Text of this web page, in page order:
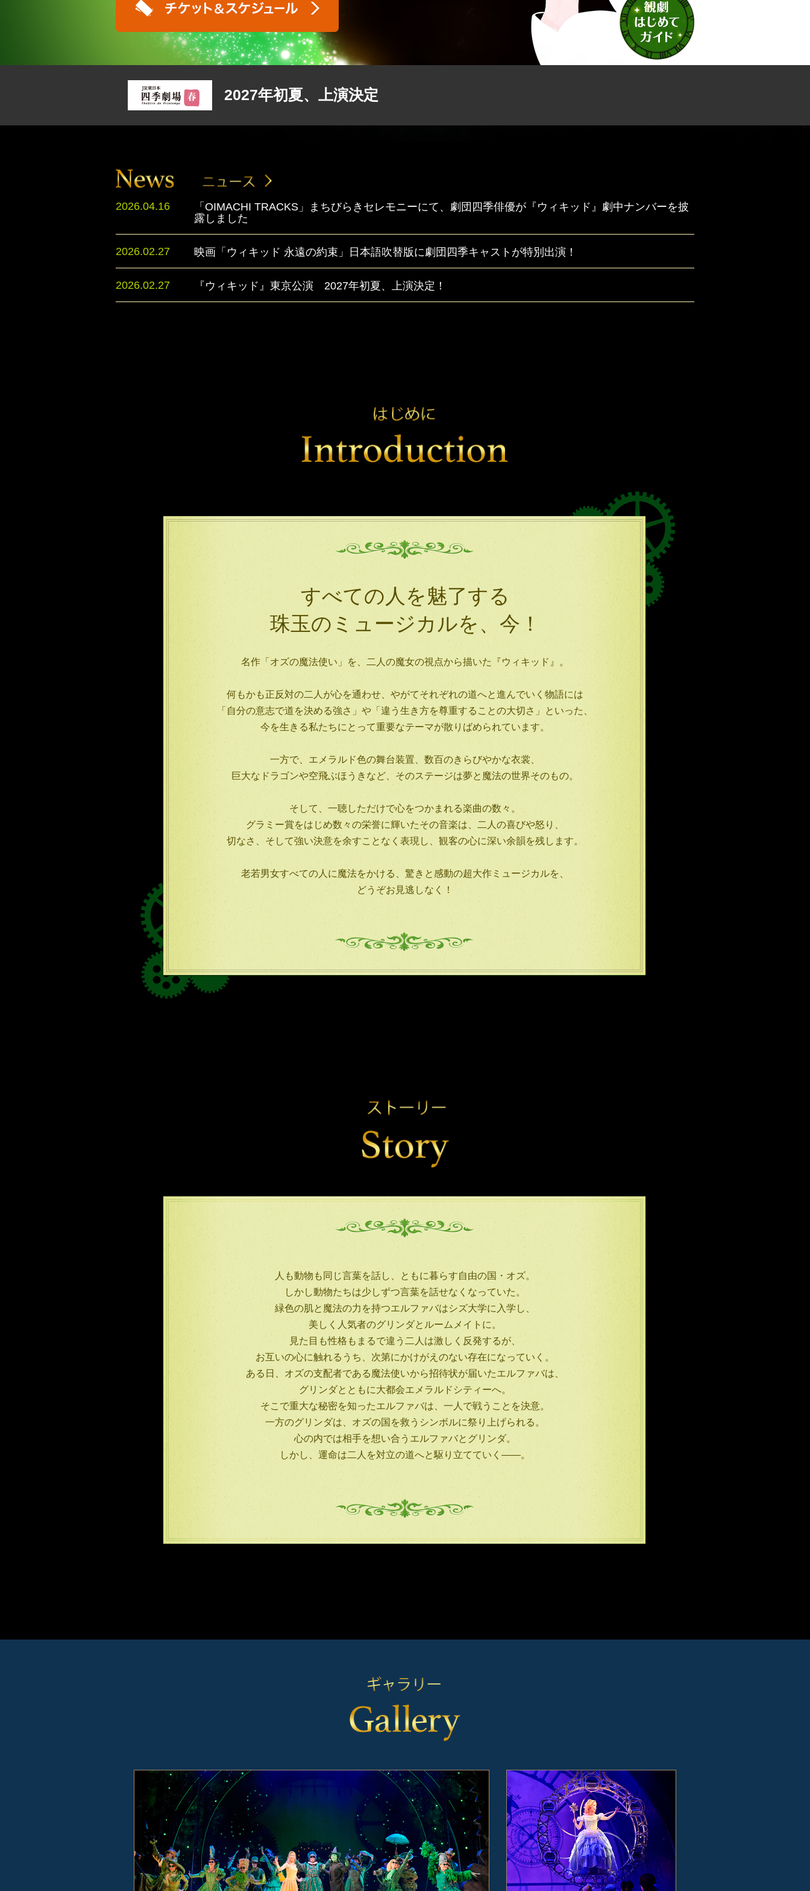
2027年初夏、上演決定
2026.04.16
「OIMACHI TRACKS」まちびらきセレモニーにて、劇団四季俳優が『ウィキッド』劇中ナンバーを披
露しました
2026.02.27 映画「ウィキッド 永遠の約束」日本語吹替版に劇団四季キャストが特別出演！
2026.02.27 『ウィキッド』東京公演 2027年初夏、上演決定！
すべての人を魅了する
珠玉のミュージカルを、今！
名作「オズの魔法使い」を、二人の魔女の視点から描いた『ウィキッド』。
何もかも正反対の二人が心を通わせ、やがてそれぞれの道へと進んでいく物語には
「自分の意志で道を決める強さ」や「違う生き方を尊重することの大切さ」といった、
今を生きる私たちにとって重要なテーマが散りばめられています。
一方で、エメラルド色の舞台装置、数百のきらびやかな衣裳、
巨大なドラゴンや空飛ぶほうきなど、そのステージは夢と魔法の世界そのもの。
そして、一聴しただけで心をつかまれる楽曲の数々。
グラミー賞をはじめ数々の栄誉に輝いたその音楽は、二人の喜びや怒り、
切なさ、そして強い決意を余すことなく表現し、観客の心に深い余韻を残します。
老若男女すべての人に魔法をかける、驚きと感動の超大作ミュージカルを、
どうぞお見逃しなく！
人も動物も同じ言葉を話し、ともに暮らす自由の国・オズ。
しかし動物たちは少しずつ言葉を話せなくなっていた。
緑色の肌と魔法の力を持つエルファバはシズ大学に入学し、
美しく人気者のグリンダとルームメイトに。
見た目も性格もまるで違う二人は激しく反発するが、
お互いの心に触れるうち、次第にかけがえのない存在になっていく。
ある日、オズの支配者である魔法使いから招待状が届いたエルファバは、
グリンダとともに大都会エメラルドシティーへ。
そこで重大な秘密を知ったエルファバは、一人で戦うことを決意。
一方のグリンダは、オズの国を救うシンボルに祭り上げられる。
心の内では相手を想い合うエルファバとグリンダ。
しかし、運命は二人を対立の道へと駆り立てていく――。